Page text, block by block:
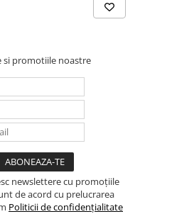
si promotiile noastre
newslettere cu promoțiile
de acord cu prelucrarea
Politicii de confidențialitate